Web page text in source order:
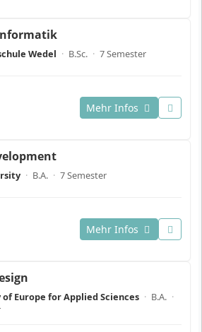
Wedel · B.Sc. · 7 Semester
Mehr Infos
· B.A. · 7 Semester
Mehr Infos
Europe for Applied Sciences · B.A. ·